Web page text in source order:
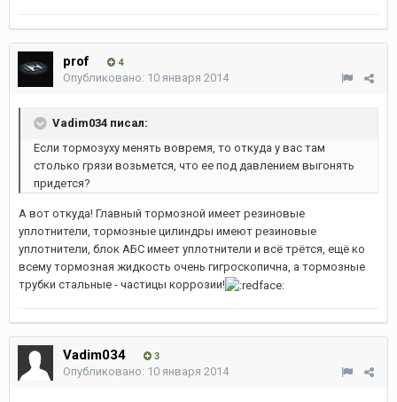
prof 4
Опубликовано: 10 января 2014
Vadim034 писал:
Если тормозуху менять вовремя, то откуда у вас там
столько грязи возьмется, что ее под давлением выгонять
придется?
А вот откуда! Главный тормозной имеет резиновые
уплотнители, тормозные цилиндры имеют резиновые
уплотнители, блок АБС имеет уплотнители и всё трётся, ещё ко
всему тормозная жидкость очень гигроскопична, а тормозные
трубки стальные - частицы коррозии!
Vadim034 3
Опубликовано: 10 января 2014